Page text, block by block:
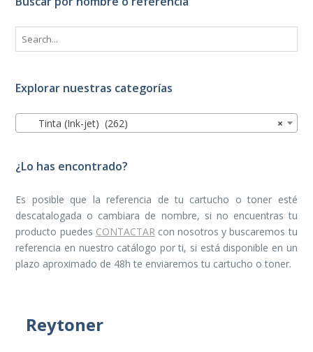
Explorar nuestras categorías
×
Tinta (Ink-jet) (262)
¿Lo has encontrado?
Es posible que la referencia de tu cartucho o toner esté
descatalogada o cambiara de nombre, si no encuentras tu
producto puedes CONTACTARcon nosotros y buscaremos tu
referencia en nuestro catálogo por ti, si está disponible en un
plazo aproximado de 48h te enviaremos tu cartucho o toner.
Reytoner